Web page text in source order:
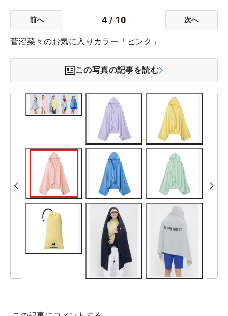
前へ 4 / 10 次へ
菅沼菜々のお気に入りカラー「ピンク」
この写真の記事を読む